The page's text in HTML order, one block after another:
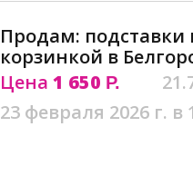
Продам:
корзинкой в
Цена 1 650 Р.
23 февраля 2026 г. в